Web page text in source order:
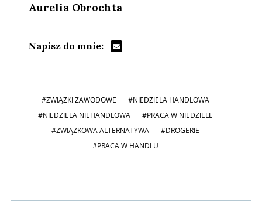
Aurelia Obrochta
Napisz do mnie:
#ZWIĄZKI ZAWODOWE
#NIEDZIELA HANDLOWA
#NIEDZIELA NIEHANDLOWA
#PRACA W NIEDZIELE
#ZWIĄZKOWA ALTERNATYWA
#DROGERIE
#PRACA W HANDLU